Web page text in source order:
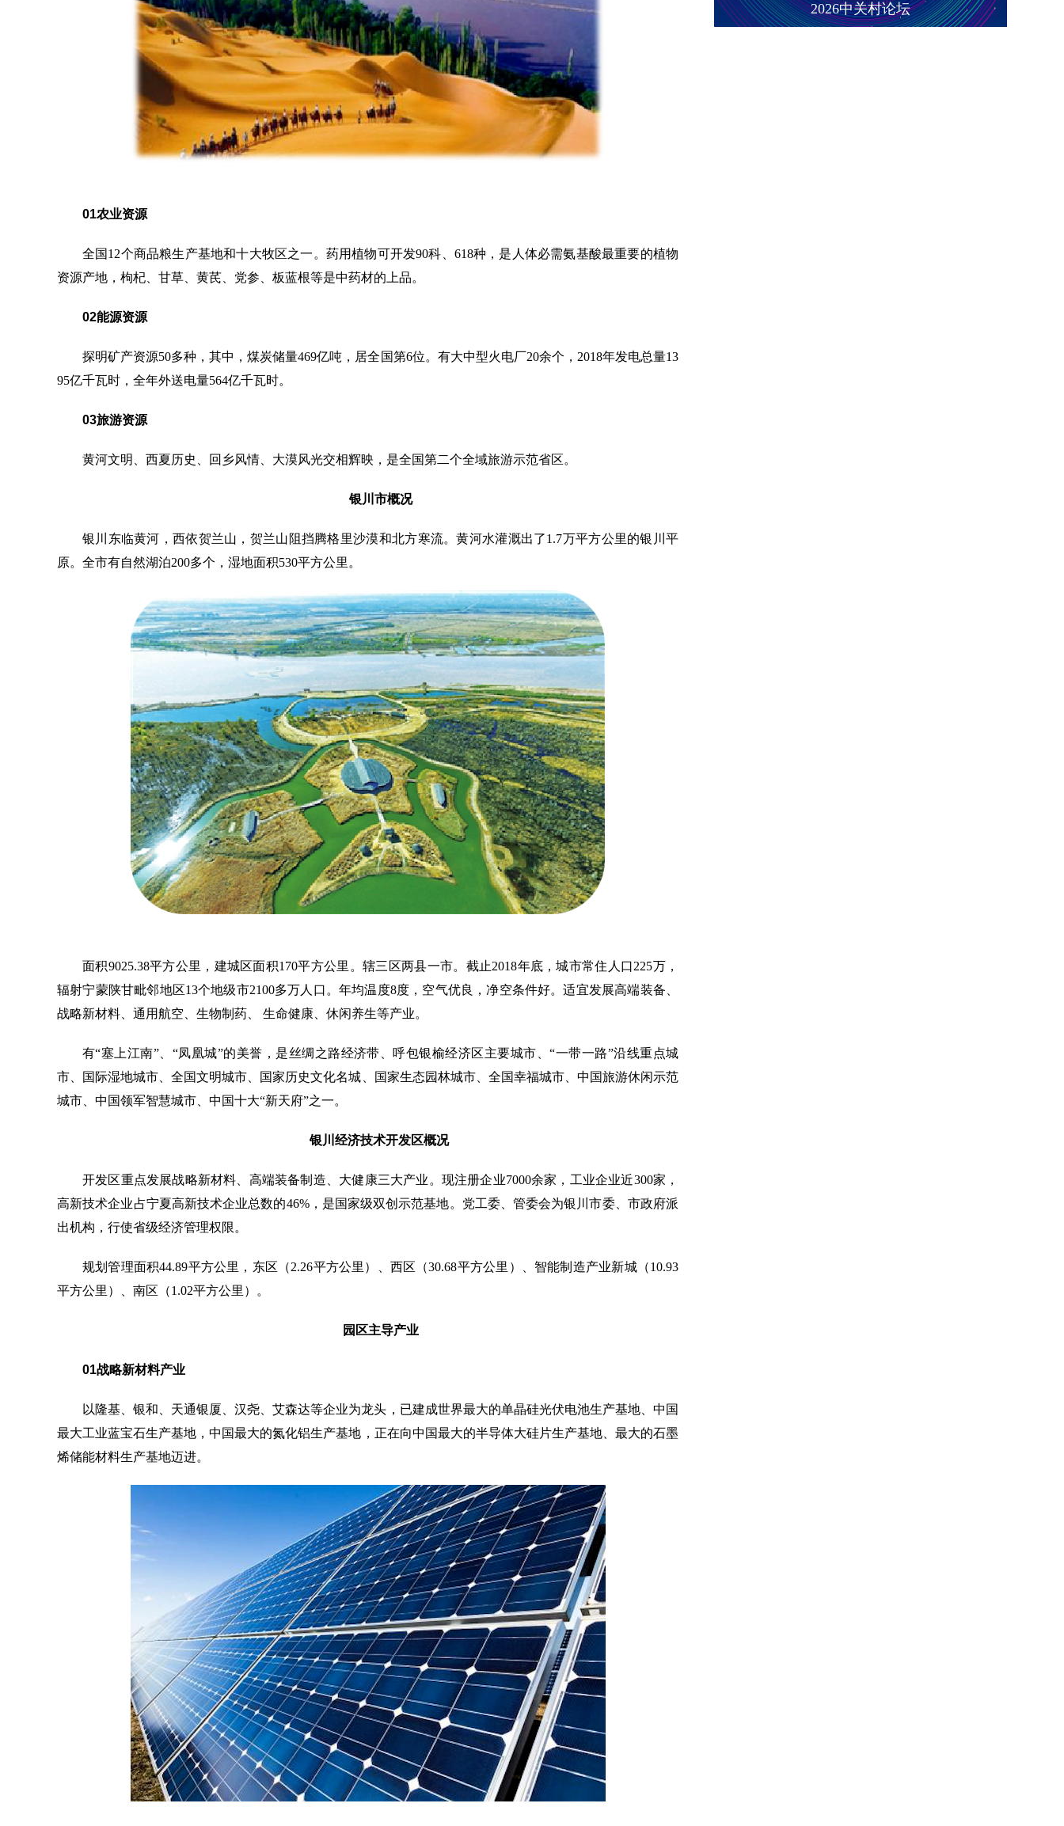
01农业资源
全国12个商品粮生产基地和十大牧区之一。药用植物可开发90科、618种，是人体必需氨基酸最重要的植物
资源产地，枸杞、甘草、黄芪、党参、板蓝根等是中药材的上品。
02能源资源
探明矿产资源50多种，其中，煤炭储量469亿吨，居全国第6位。有大中型火电厂20余个，2018年发电总量13
95亿千瓦时，全年外送电量564亿千瓦时。
03旅游资源
黄河文明、西夏历史、回乡风情、大漠风光交相辉映，是全国第二个全域旅游示范省区。
银川市概况
银川东临黄河，西依贺兰山，贺兰山阻挡腾格里沙漠和北方寒流。黄河水灌溉出了1.7万平方公里的银川平
原。全市有自然湖泊200多个，湿地面积530平方公里。
面积9025.38平方公里，建城区面积170平方公里。辖三区两县一市。截止2018年底，城市常住人口225万，
辐射宁蒙陕甘毗邻地区13个地级市2100多万人口。年均温度8度，空气优良，净空条件好。适宜发展高端装备、
战略新材料、通用航空、生物制药、 生命健康、休闲养生等产业。
有“塞上江南”、“凤凰城”的美誉，是丝绸之路经济带、呼包银榆经济区主要城市、“一带一路”沿线重点城
市、国际湿地城市、全国文明城市、国家历史文化名城、国家生态园林城市、全国幸福城市、中国旅游休闲示范
城市、中国领军智慧城市、中国十大“新天府”之一。
银川经济技术开发区概况
开发区重点发展战略新材料、高端装备制造、大健康三大产业。现注册企业7000余家，工业企业近300家，
高新技术企业占宁夏高新技术企业总数的46%，是国家级双创示范基地。党工委、管委会为银川市委、市政府派
出机构，行使省级经济管理权限。
规划管理面积44.89平方公里，东区（2.26平方公里）、西区（30.68平方公里）、智能制造产业新城（10.93
平方公里）、南区（1.02平方公里）。
园区主导产业
01战略新材料产业
以隆基、银和、天通银厦、汉尧、艾森达等企业为龙头，已建成世界最大的单晶硅光伏电池生产基地、中国
最大工业蓝宝石生产基地，中国最大的氮化铝生产基地，正在向中国最大的半导体大硅片生产基地、最大的石墨
烯储能材料生产基地迈进。
2026中关村论坛